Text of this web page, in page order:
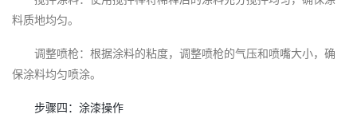
料质地均匀。
调整喷枪：根据涂料的粘度，调整喷枪的气压和喷嘴大小，确
保涂料均匀喷涂。
步骤四：涂漆操作